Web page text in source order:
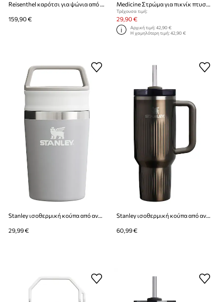
159,90 €
Τρέχουσα τιμή:
29,90 €
Αρχική τιμή:42,90 €
Η χαμηλότερη τιμή:42,90 €
Stanley ισοθερμική κούπα από ανοξείδωτο χάλυβα Café-To-Go 0,23 l
29,99 €
Stanley ισοθερμική κούπα από ανοξείδωτο χάλυβα Quencher H2.0 Fluted 1,18 l
60,99 €